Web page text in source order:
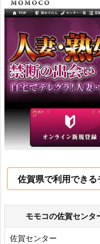
佐賀県で利用でき
モモコの佐賀センタ
佐賀センター